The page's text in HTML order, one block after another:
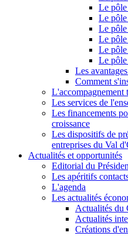
Le
Le
Le
Le
Le
Le
Les
Comment
L'accompagnement
Les services de
Les financements
croissance
Les dispositifs de
entreprises du Val
Actualités et opportunités
Editorial du
Les apéritifs
L'agenda
Les actualités
Actualités du
Actualités
Créations